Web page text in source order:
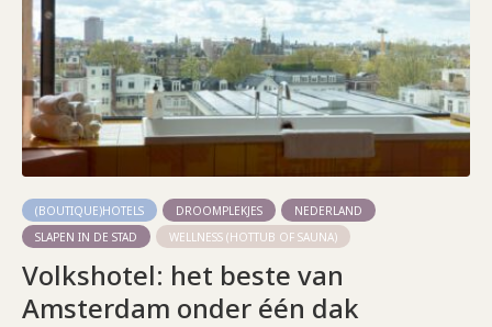
(BOUTIQUE)HOTELS DROOMPLEKJES
NEDERLAND
SLAPEN IN DE STAD
WELLNESS (HOTTUB OF SAUNA)
Volkshotel: het beste van
Amsterdam onder één dak